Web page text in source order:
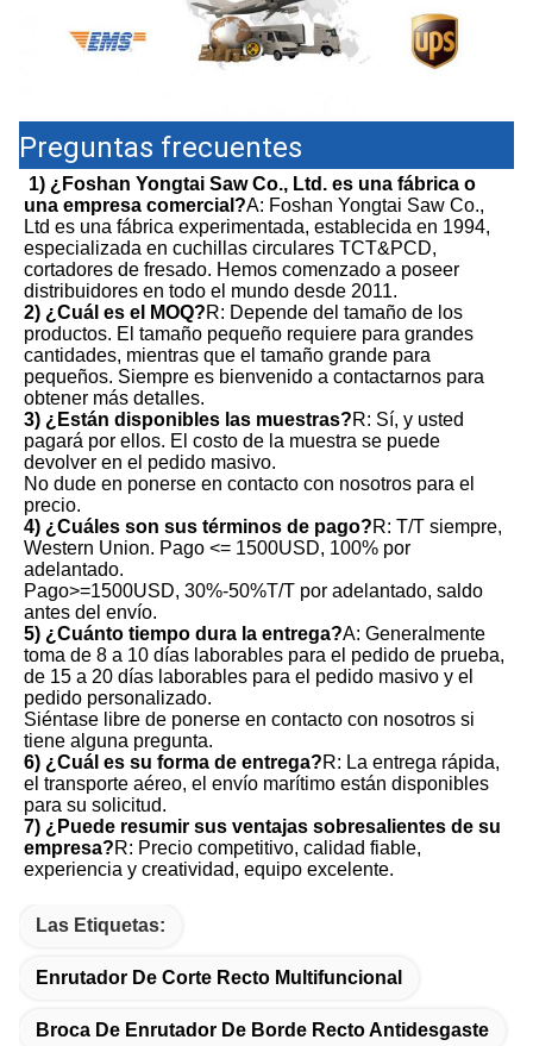
Preguntas frecuentes
1) ¿Foshan Yongtai Saw Co., Ltd. es una fábrica o
una empresa comercial?A: Foshan Yongtai Saw Co.,
Ltd es una fábrica experimentada, establecida en 1994,
especializada en cuchillas circulares TCT&PCD,
cortadores de fresado. Hemos comenzado a poseer
distribuidores en todo el mundo desde 2011.
2) ¿Cuál es el MOQ?R: Depende del tamaño de los
productos. El tamaño pequeño requiere para grandes
cantidades, mientras que el tamaño grande para
pequeños. Siempre es bienvenido a contactarnos para
obtener más detalles.
3) ¿Están disponibles las muestras?R: Sí, y usted
pagará por ellos. El costo de la muestra se puede
devolver en el pedido masivo.
No dude en ponerse en contacto con nosotros para el
precio.
4) ¿Cuáles son sus términos de pago?R: T/T siempre,
Western Union. Pago <= 1500USD, 100% por
adelantado.
Pago>=1500USD, 30%-50%T/T por adelantado, saldo
antes del envío.
5) ¿Cuánto tiempo dura la entrega?A: Generalmente
toma de 8 a 10 días laborables para el pedido de prueba,
de 15 a 20 días laborables para el pedido masivo y el
pedido personalizado.
Siéntase libre de ponerse en contacto con nosotros si
tiene alguna pregunta.
6) ¿Cuál es su forma de entrega?R: La entrega rápida,
el transporte aéreo, el envío marítimo están disponibles
para su solicitud.
7) ¿Puede resumir sus ventajas sobresalientes de su
empresa?R: Precio competitivo, calidad fiable,
experiencia y creatividad, equipo excelente.
Las Etiquetas:
Enrutador De Corte Recto Multifuncional
Broca De Enrutador De Borde Recto Antidesgaste